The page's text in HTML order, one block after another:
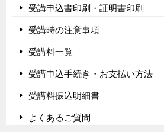
受講申込書印刷・証明書印刷
受講時の注意事項
受講料一覧
受講申込手続き・お支払い方法
受講料振込明細書
よくあるご質問